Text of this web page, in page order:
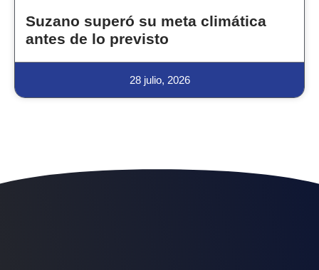
Suzano superó su meta climática
antes de lo previsto
28 julio, 2026